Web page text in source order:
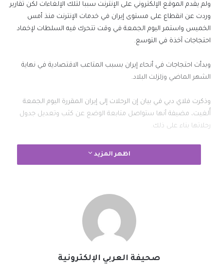
ولم يقدم الموقع الإلكتروني على الإنترنت سببا لتلك الإلغاءات لكن تقارير
وردت عن انقطاع على مستوى إيران في خدمات الإنترنت منذ أمس
الخميس واستمر اليوم الجمعة في وقت تتحرك فيه السلطات لإخماد
احتجاجات آخذة في التوسع.
وبدأت احتجاجات في أنحاء إيران بسبب المتاعب الاقتصادية في نهاية
الشهر الماضي وزلزلت البلاد.
وذكرت فلاي دبي في بيان إن الرحلات إلى إيران المقررة اليوم الجمعة
أُلغيت، مضيفة أنها ستواصل متابعة الوضع عن كثب وتعديل جدول
رحلاتها بناء على ذلك.
كما ألغت شركة أناضول جت (إيه.جت) ست رحلات وكذلك بيجاسوس
وأيضا، أظهر الموقع ‌الإلكتروني لمطار حمد الدولي في العاصمة القطرية
الدوحة أن رحلتين على الأقل كانتا مقررتين اليوم الجمعة ألغيتا بين الدوحة
#الخبر_بين_يديك #صحيفة_العربي_الالكترونية
اظهر المزيد
صحيفة العربي الإلكترونية